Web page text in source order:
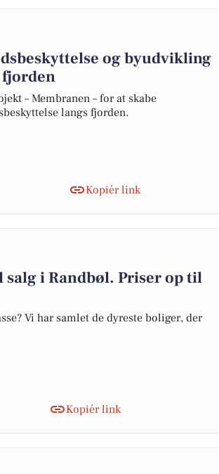
og byudvikling
– Membranen – for at skabe
langs fjorden.
Kopiér link
i Randbøl. Priser op til
Vi har samlet de dyreste boliger, der
Kopiér link